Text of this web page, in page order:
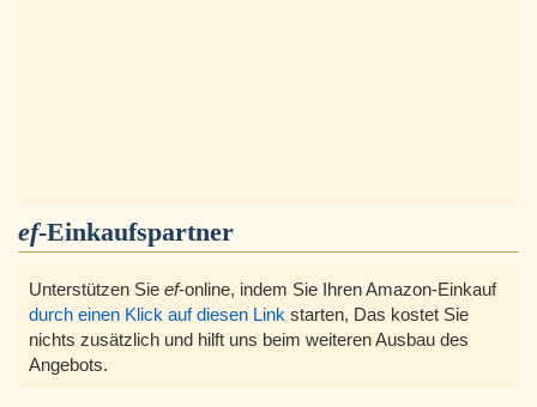
ef-Einkaufspartner
Unterstützen Sie ef-online, indem Sie Ihren Amazon-Einkauf
durch einen Klick auf diesen Link starten, Das kostet Sie
nichts zusätzlich und hilft uns beim weiteren Ausbau des
Angebots.